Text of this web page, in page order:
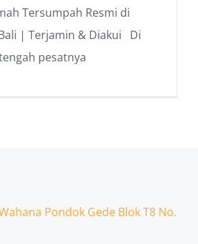
Tersumpah Resmi di
| Terjamin & Diakui Di
pesatnya
Pondok Gede Blok T8 No.